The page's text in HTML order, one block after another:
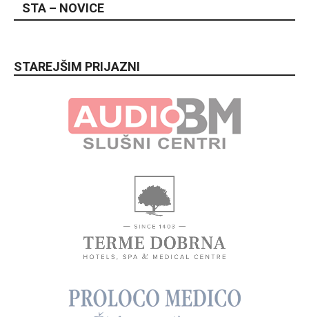
STA – NOVICE
STAREJŠIM PRIJAZNI